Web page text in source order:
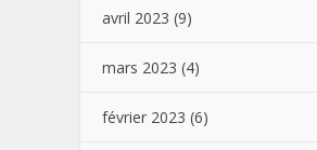
avril 2023 (9)
mars 2023 (4)
février 2023 (6)